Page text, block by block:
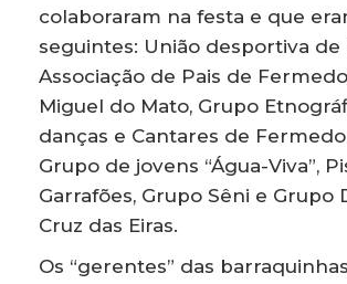
colaboraram na festa e que
seguintes: União desportiva de
Associação de Pais de
Miguel do Mato, Grupo
danças e Cantares de
Grupo de jovens “Água-Viva”,
Garrafões, Grupo Sêni e Grupo
Cruz das Eiras.
Os “gerentes” das